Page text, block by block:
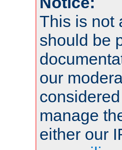
This is not
should be
our
manage
either our